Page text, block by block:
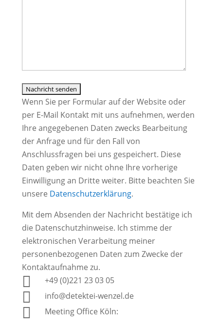
Wenn Sie per Formular auf der Website oder
per E-Mail Kontakt mit uns aufnehmen, werden
Ihre angegebenen Daten zwecks Bearbeitung
der Anfrage und für den Fall von
Anschlussfragen bei uns gespeichert. Diese
Daten geben wir nicht ohne Ihre vorherige
Einwilligung an Dritte weiter. Bitte beachten Sie
unsere Datenschutzerklärung.
Mit dem Absenden der Nachricht bestätige ich
die Datenschutzhinweise. Ich stimme der
elektronischen Verarbeitung meiner
personenbezogenen Daten zum Zwecke der
Kontaktaufnahme zu.
 +49 (0)221 23 03 05
 info@detektei-wenzel.de

Meeting Office Köln: